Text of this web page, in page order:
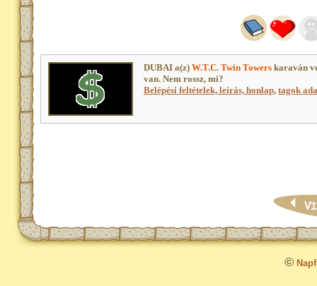
DUBAI a(z) W.T.C. Twin Towers karaván
van. Nem rossz, mi?
Belépési feltételek, leírás, honlap, tagok
©